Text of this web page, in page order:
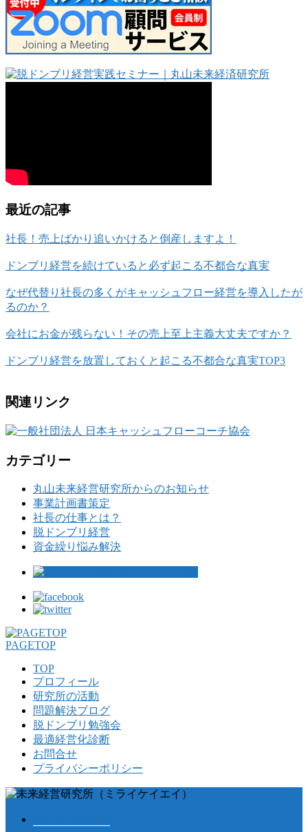
最近の記事
社長！売上ばかり追いかけると倒産しますよ！
ドンブリ経営を続けていると必ず起こる不都合な真実
なぜ代替り社長の多くがキャッシュフロー経営を導入したが
るのか？
会社にお金が残らない！その売上至上主義大丈夫ですか？
ドンブリ経営を放置しておくと起こる不都合な真実TOP3
関連リンク
カテゴリー
丸山未来経営研究所からのお知らせ
事業計画書策定
社長の仕事とは？
脱ドンブリ経営
資金繰り悩み解決
PAGETOP
TOP
プロフィール
研究所の活動
問題解決ブログ
脱ドンブリ勉強会
最適経営化診断
お問合せ
プライバシーポリシー